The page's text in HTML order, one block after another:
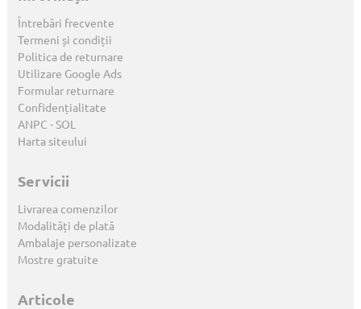
Întrebări frecvente
Termeni și condiții
Politica de returnare
Utilizare Google Ads
Formular returnare
Confidențialitate
ANPC -SOL
Harta siteului
Servicii
Livrarea comenzilor
Modalități de plată
Ambalaje personalizate
Mostre gratuite
Articole